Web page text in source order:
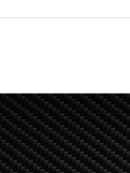
alternativen
kan
väljas
på